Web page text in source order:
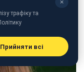
✕
трафіку та
Прийняти всі